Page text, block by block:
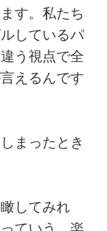
す。私たち
しているパ
う視点で全
えるんです
まったとき
してみれ